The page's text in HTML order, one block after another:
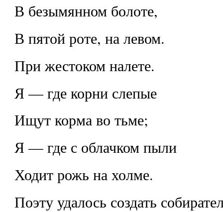
В безымянном болоте,
В пятой роте, на левом.
При жестоком налете.
Я — где корни слепые
Ищут корма во тьме;
Я — где с облачком пыли
Ходит рожь на холме.
Поэту удалось создать